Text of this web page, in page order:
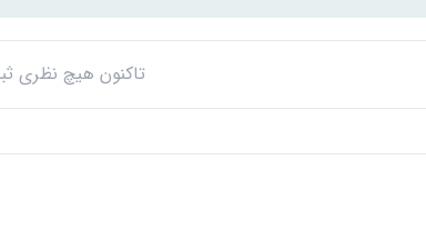
تاکنون هیچ نظری